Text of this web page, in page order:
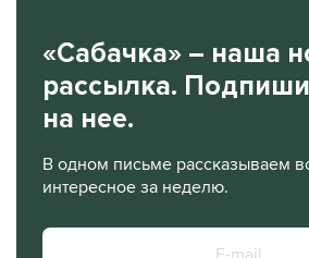
«Сабачка» – наша
рассылка.
на нее.
В одном письме рассказываем
интересное за неделю.